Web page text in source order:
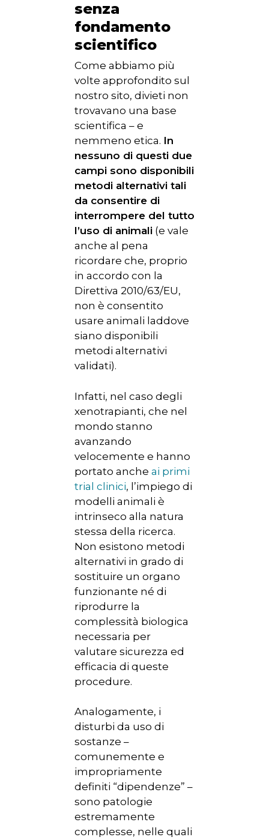
senza
fondamento
scientifico
Come abbiamo più
volte approfondito sul
nostro sito, divieti non
trovavano una base
scientifica – e
nemmeno etica. In
nessuno di questi due
campi sono disponibili
metodi alternativi tali
da consentire di
interrompere del tutto
l’uso di animali (e vale
anche al pena
ricordare che, proprio
in accordo con la
Direttiva 2010/63/EU,
non è consentito
usare animali laddove
siano disponibili
metodi alternativi
validati).
Infatti, nel caso degli
xenotrapianti, che nel
mondo stanno
avanzando
velocemente e hanno
portato anche ai primi
trial clinici, l’impiego di
modelli animali è
intrinseco alla natura
stessa della ricerca.
Non esistono metodi
alternativi in grado di
sostituire un organo
funzionante né di
riprodurre la
complessità biologica
necessaria per
valutare sicurezza ed
efficacia di queste
procedure.
Analogamente, i
disturbi da uso di
sostanze –
comunemente e
impropriamente
definiti “dipendenze” –
sono patologie
estremamente
complesse, nelle quali